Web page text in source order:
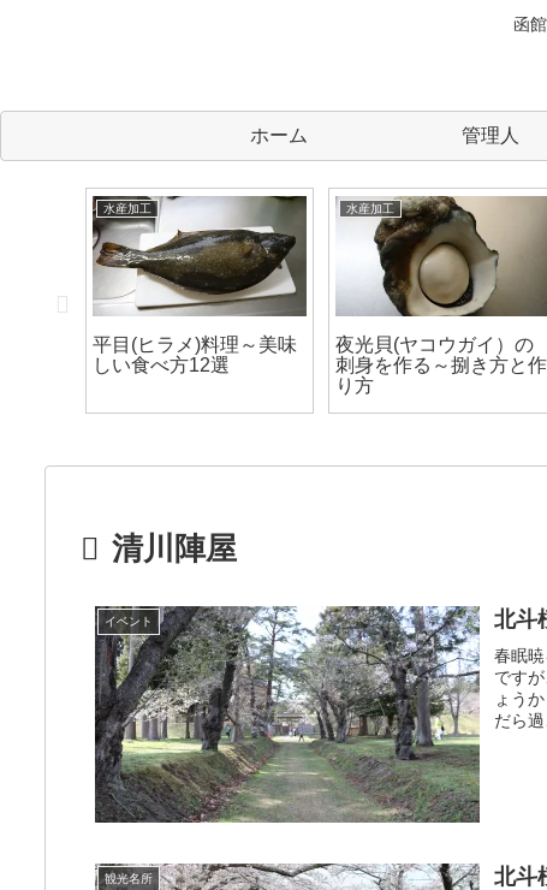
函
ホーム 管理人
灯台つぶを炭火焼にする
～こいつはBBQに一番
水産加工
ワタリガニ(ガザミ)を蒸
して食べる～スタンダー
ドな美味しい食べ方
磯つ
て食
清川陣屋
イベント 北斗
春眠
です
ょう
だら
観光名所 北斗